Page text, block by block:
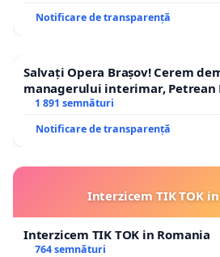
Notificare de transparență
Salvați Opera Brașov! Cerem
managerului interimar, Petrean
1 891 semnături
Notificare de transparență
Interzicem TIK TOK
Interzicem TIK TOK in Romania
764 semnături